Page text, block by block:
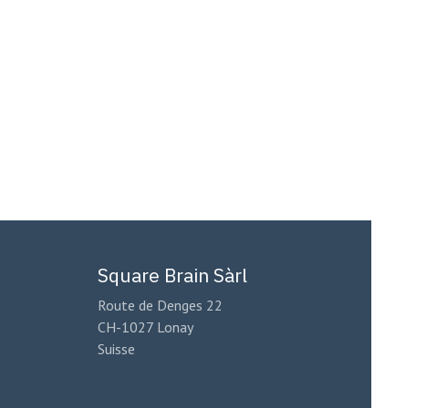
Square Brain Sàrl
Route de Denges 22
CH-1027 Lonay
Suisse